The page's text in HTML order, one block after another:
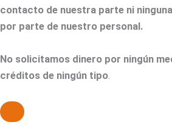
contacto de nuestra parte ni
por parte de nuestro personal.
No solicitamos dinero por ningún
créditos de ningún tipo.